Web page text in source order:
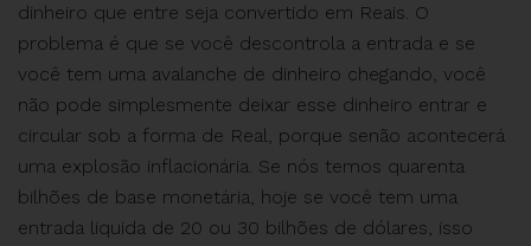
dinheiro que entre seja convertido em Reais. O
problema é que se você descontrola a entrada e se
você tem uma avalanche de dinheiro chegando, você
não pode simplesmente deixar esse dinheiro entrar e
circular sob a forma de Real, porque senão acontecerá
uma explosão inflacionária. Se nós temos quarenta
bilhões de base monetária, hoje se você tem uma
entrada liquida de 20 ou 30 bilhões de dólares, isso